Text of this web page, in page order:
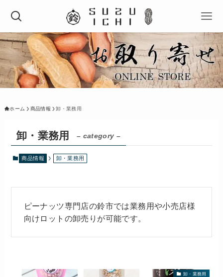
ホーム 商品情報 卸・業務用
卸・業務用 – category –
商品情報 卸・業務用
ピーナッツ専門店の鈴市では業務用や小売店様
向けロットの卸売りが可能です。
卸・業務用